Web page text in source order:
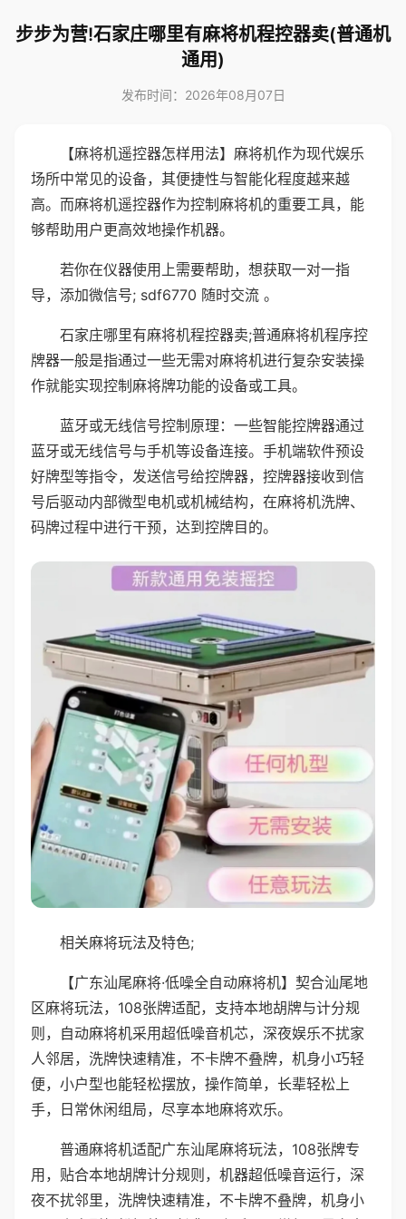
步步为营!石家庄哪里有麻将机程控器卖(普通机
通用)
发布时间：2026年08月07日
【麻将机遥控器怎样用法】麻将机作为现代娱乐
场所中常见的设备，其便捷性与智能化程度越来越
高。而麻将机遥控器作为控制麻将机的重要工具，能
够帮助用户更高效地操作机器。
若你在仪器使用上需要帮助，想获取一对一指
导，添加微信号; sdf6770 随时交流 。
石家庄哪里有麻将机程控器卖;普通麻将机程序控
牌器一般是指通过一些无需对麻将机进行复杂安装操
作就能实现控制麻将牌功能的设备或工具。
蓝牙或无线信号控制原理：一些智能控牌器通过
蓝牙或无线信号与手机等设备连接。手机端软件预设
好牌型等指令，发送信号给控牌器，控牌器接收到信
号后驱动内部微型电机或机械结构，在麻将机洗牌、
码牌过程中进行干预，达到控牌目的。
相关麻将玩法及特色;
【广东汕尾麻将·低噪全自动麻将机】契合汕尾地
区麻将玩法，108张牌适配，支持本地胡牌与计分规
则，自动麻将机采用超低噪音机芯，深夜娱乐不扰家
人邻居，洗牌快速精准，不卡牌不叠牌，机身小巧轻
便，小户型也能轻松摆放，操作简单，长辈轻松上
手，日常休闲组局，尽享本地麻将欢乐。
普通麻将机适配广东汕尾麻将玩法，108张牌专
用，贴合本地胡牌计分规则，机器超低噪音运行，深
夜不扰邻里，洗牌快速精准，不卡牌不叠牌，机身小